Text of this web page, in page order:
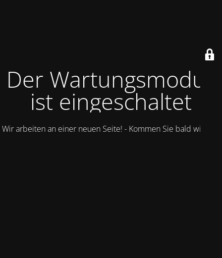
Der Wartungsmodus
ist eingeschaltet
Wir arbeiten an einer neuen Seite! - Kommen Sie bald wieder.